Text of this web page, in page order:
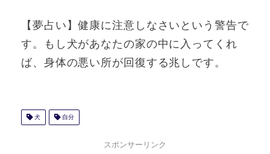
【夢占い】健康に注意しなさいという警告で
す。もし犬があなたの家の中に入ってくれ
ば、身体の悪い所が回復する兆しです。
犬 自分
スポンサーリンク